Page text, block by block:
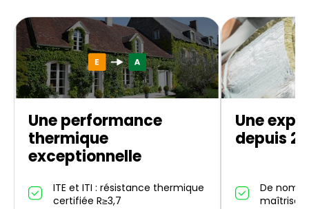
Une performance
thermique
exceptionnelle
ITE et ITI : résistance thermique
certifiée R≥3,7
Une
depuis
De
maîtrise